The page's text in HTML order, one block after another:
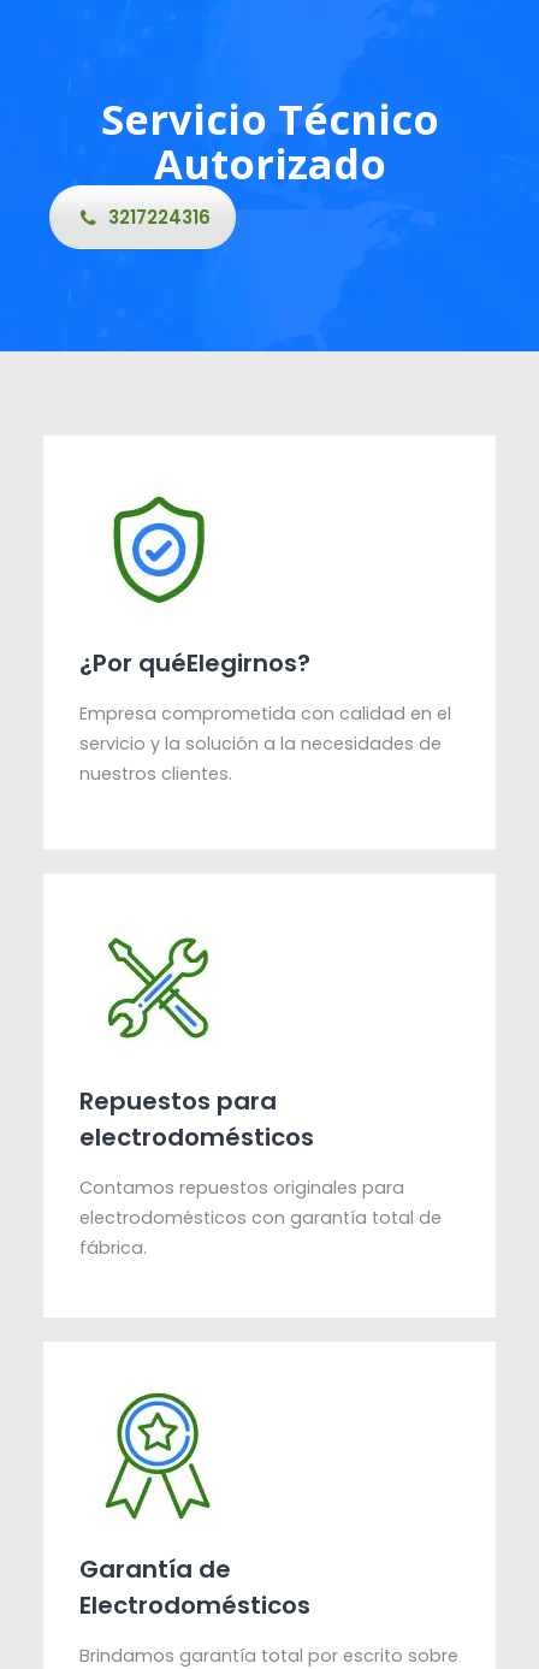
Servicio Técnico
Autorizado
3217224316
¿Por quéElegirnos?
Empresa comprometida con calidad en el
servicio y la solución a la necesidades de
nuestros clientes.
Repuestos para
electrodomésticos
Contamos repuestos originales para
electrodomésticos con garantía total de
fábrica.
Garantía de
Electrodomésticos
Brindamos garantía total por escrito sobre